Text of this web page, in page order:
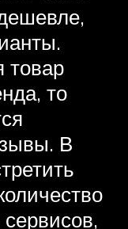
товар
то
В